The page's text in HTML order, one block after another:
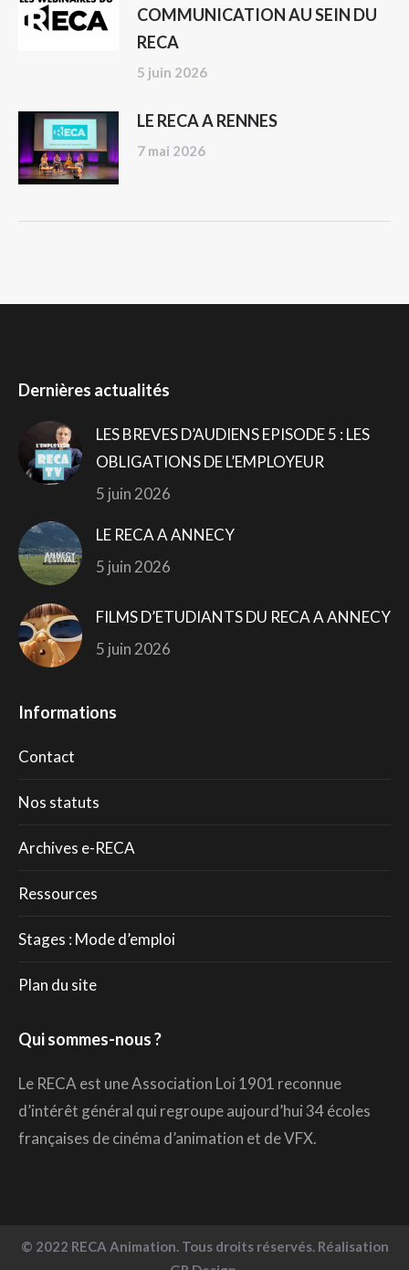
COMMUNICATION AU SEIN DU
RECA
5 juin 2026
LE RECA A RENNES
7 mai 2026
Dernières actualités
LES BREVES D’AUDIENS EPISODE 5 : LES
OBLIGATIONS DE L’EMPLOYEUR
5 juin 2026
LE RECA A ANNECY
5 juin 2026
FILMS D’ETUDIANTS DU RECA A ANNECY
5 juin 2026
Informations
Contact
Nos statuts
Archives e-RECA
Ressources
Stages : Mode d’emploi
Plan du site
Qui sommes-nous ?
Le RECA est une Association Loi 1901 reconnue
d’intérêt général qui regroupe aujourd’hui 34 écoles
françaises de cinéma d’animation et de VFX.
© 2022 RECA Animation. Tous droits réservés. Réalisation